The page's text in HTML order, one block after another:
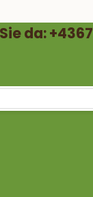
da: